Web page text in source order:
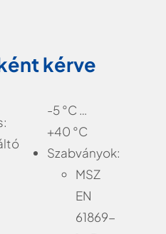
kérve
-5 °C …
+40 °C
Szabványok:
MSZ
EN
61869-